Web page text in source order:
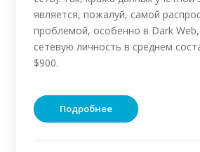
является, пожалуй, самой
проблемой, особенно в Dark Web,
сетевую личность в среднем
$900.
Подробнее